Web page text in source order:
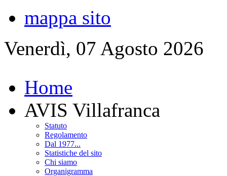
mappa sito
Venerdì, 07 Agosto 2026
Home
AVIS Villafranca
Statuto
Regolamento
Dal 1977...
Statistiche del sito
Chi siamo
Organigramma